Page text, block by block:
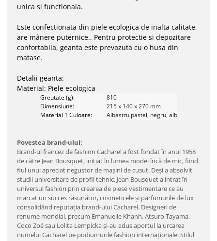
unica si functionala.
Este confectionata din piele ecologica de inalta calitate,
are mânere puternice.. Pentru protectie si depozitare
confortabila, geanta este prevazuta cu o husa din
matase.
Detalii geanta:
Material: Piele ecologica
Greutate (g):
810
Dimensiune:
215 x 140 x 270 mm
Material 1 Culoare:
Albastru pastel, negru, alb
Povestea brand-ului:
Brand-ul francez de fashion Cacharel a fost fondat în anul 1958
de către Jean Bousquet, iniţiat în lumea modei încă de mic, fiind
fiul unui apreciat negustor de maşini de cusut. Deşi a absolvit
studii universitare de profil tehnic, Jean Bousquet a intrat în
universul fashion prin crearea de piese vestimentare ce au
marcat un succes răsunător, cosmeticele şi parfumurile de lux
consolidând reputaţia brand-ului Cacharel. Designeri de
renume mondial, precum Emanuelle Khanh, Atsuro Tayama,
Coco Zoé sau Lolita Lempicka şi-au adus aportul la urcarea
numelui Cacharel pe podiumurile fashion internaţionale. Stilul